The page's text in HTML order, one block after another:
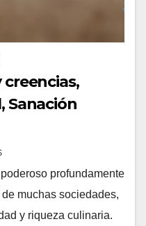
Sanación
profundamente
muchas sociedades,
y riqueza culinaria.